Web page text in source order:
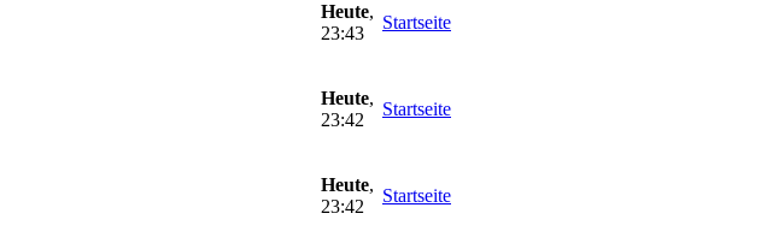
Heute,
23:43
Startseite
Heute,
23:42
Startseite
Heute,
23:42
Startseite